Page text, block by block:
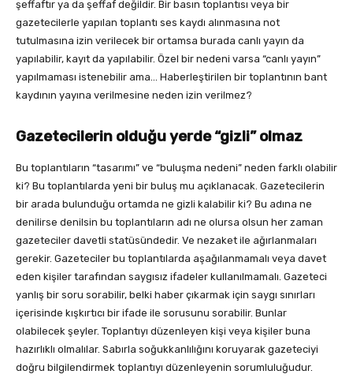
şeffaftır ya da şeffaf değildir. Bir basın toplantısı veya bir
gazetecilerle yapılan toplantı ses kaydı alınmasına not
tutulmasına izin verilecek bir ortamsa burada canlı yayın da
yapılabilir, kayıt da yapılabilir. Özel bir nedeni varsa “canlı yayın”
yapılmaması istenebilir ama… Haberleştirilen bir toplantının bant
kaydının yayına verilmesine neden izin verilmez?
Gazetecilerin olduğu yerde “gizli” olmaz
Bu toplantıların “tasarımı” ve “buluşma nedeni” neden farklı olabilir
ki? Bu toplantılarda yeni bir buluş mu açıklanacak. Gazetecilerin
bir arada bulunduğu ortamda ne gizli kalabilir ki? Bu adına ne
denilirse denilsin bu toplantıların adı ne olursa olsun her zaman
gazeteciler davetli statüsündedir. Ve nezaket ile ağırlanmaları
gerekir. Gazeteciler bu toplantılarda aşağılanmamalı veya davet
eden kişiler tarafından saygısız ifadeler kullanılmamalı. Gazeteci
yanlış bir soru sorabilir, belki haber çıkarmak için saygı sınırları
içerisinde kışkırtıcı bir ifade ile sorusunu sorabilir. Bunlar
olabilecek şeyler. Toplantıyı düzenleyen kişi veya kişiler buna
hazırlıklı olmalılar. Sabırla soğukkanlılığını koruyarak gazeteciyi
doğru bilgilendirmek toplantıyı düzenleyenin sorumluluğudur.